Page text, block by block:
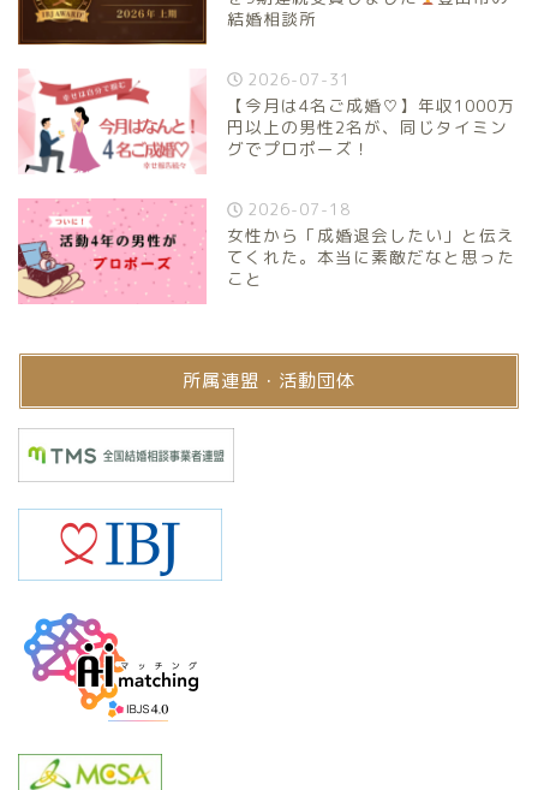
結婚相談所
2026-07-31
【今月は4名ご成婚♡】年収1000万
円以上の男性2名が、同じタイミン
グでプロポーズ！
2026-07-18
女性から「成婚退会したい」と伝え
てくれた。本当に素敵だなと思った
こと
所属連盟・活動団体